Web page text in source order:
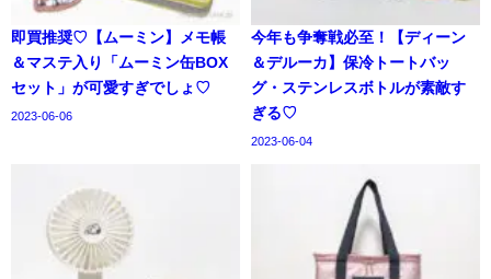
即買推奨♡【ムーミン】メモ帳
＆マステ入り「ムーミン缶BOX
セット」が可愛すぎでしょ♡
2023-06-06
今年も争奪戦必至！【ディーン
＆デルーカ】保冷トートバッ
グ・ステンレスボトルが素敵す
ぎる♡
2023-06-04